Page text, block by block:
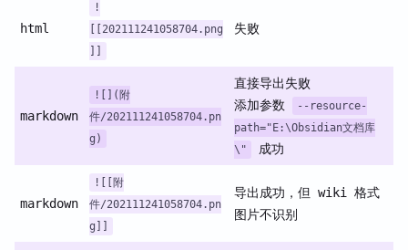
html
!
[[202111241058704.png
失败
markdown
![](附
件/202111241058704.pn
g)
直接导出失败
添加参数
--resource-
path="E:\Obsidian文档库
\"
成功
markdown
![[附
件/202111241058704.pn
g]]
导出成功，但 wiki 格式
图片不识别